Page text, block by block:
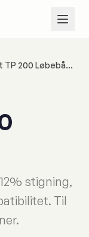
Masterfit TP 200 Løbebånd
stigning,
Til